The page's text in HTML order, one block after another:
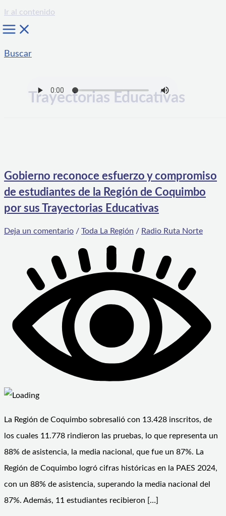
Ir al contenido
Buscar
Trayectorias Educativas
Gobierno reconoce esfuerzo y compromiso
de estudiantes de la Región de Coquimbo
por sus Trayectorias Educativas
Deja un comentario / Toda La Región / Radio Ruta Norte
La Región de Coquimbo sobresalió con 13.428 inscritos, de
los cuales 11.778 rindieron las pruebas, lo que representa un
88% de asistencia, la media nacional, que fue un 87%. La
Región de Coquimbo logró cifras históricas en la PAES 2024,
con un 88% de asistencia, superando la media nacional del
87%. Además, 11 estudiantes recibieron […]